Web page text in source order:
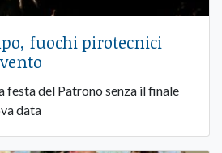
fuochi pirotecnici
festa del Patrono senza il finale
data